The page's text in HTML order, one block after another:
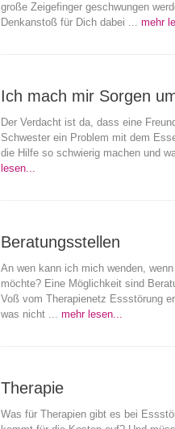
große Zeigefinger geschwungen
Denkanstoß für Dich dabei ... mehr
Ich mach mir Sorgen
Der Verdacht ist da, dass eine
Schwester ein Problem mit dem
die Hilfe so schwierig machen und
lesen...
Beratungsstellen
An wen kann ich mich wenden,
möchte? Eine Möglichkeit sind
Voß vom Therapienetz Essstörung
was nicht ... mehr lesen...
Therapie
Was für Therapien gibt es bei